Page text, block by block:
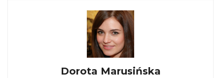
Dorota Marusińska